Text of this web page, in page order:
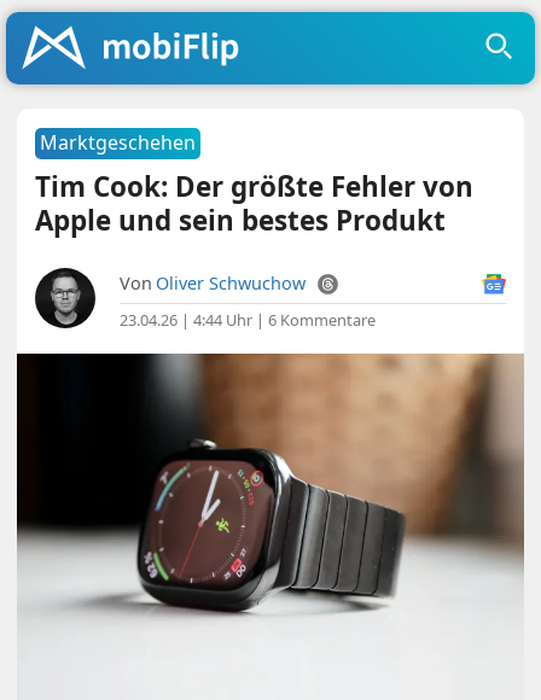
Marktgeschehen
Tim Cook: Der größte Fehler von
Apple und sein bestes Produkt
Von Oliver Schwuchow
23.04.26 | 4:44 Uhr |6 Kommentare